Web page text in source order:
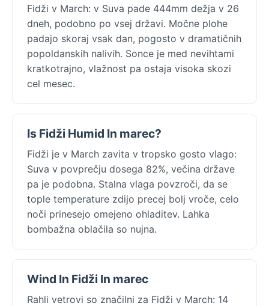
Fidži v March: v Suva pade 444mm dežja v 26
dneh, podobno po vsej državi. Močne plohe
padajo skoraj vsak dan, pogosto v dramatičnih
popoldanskih nalivih. Sonce je med nevihtami
kratkotrajno, vlažnost pa ostaja visoka skozi
cel mesec.
Is Fidži Humid In marec?
Fidži je v March zavita v tropsko gosto vlago:
Suva v povprečju dosega 82%, večina države
pa je podobna. Stalna vlaga povzroči, da se
tople temperature zdijo precej bolj vroče, celo
noči prinesejo omejeno ohladitev. Lahka
bombažna oblačila so nujna.
Wind In Fidži In marec
Rahli vetrovi so značilni za Fidži v March: 14